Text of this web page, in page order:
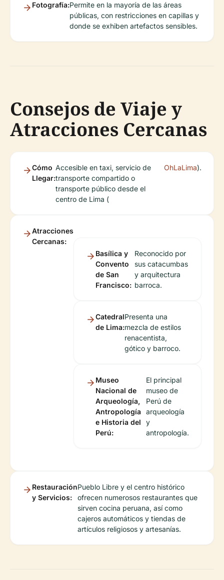
Fotografía:Permite en la mayoría de las áreas
públicas, con restricciones en capillas y
donde se exhiben artefactos sensibles.
Consejos de Viaje y
Atracciones Cercanas
Cómo
Llegar:
Accesible en taxi, servicio de
transporte compartido o
transporte público desde el
centro de Lima (
OhLaLima).
Atracciones
Cercanas:
Basílica y
Convento
de San
Francisco:
Reconocido por
sus catacumbas
y arquitectura
barroca.
Catedral
de Lima:
Presenta una
mezcla de estilos
renacentista,
gótico y barroco.
Museo
Nacional de
Arqueología,
Antropología
e Historia del
Perú:
El principal
museo de
Perú de
arqueología
y
antropología.
Restauración
y Servicios:
Pueblo Libre y el centro histórico
ofrecen numerosos restaurantes que
sirven cocina peruana, así como
cajeros automáticos y tiendas de
artículos religiosos y artesanías.